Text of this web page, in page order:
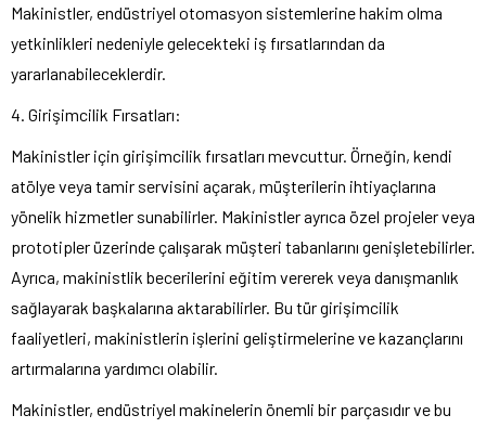
Makinistler, endüstriyel otomasyon sistemlerine hakim olma
yetkinlikleri nedeniyle gelecekteki iş fırsatlarından da
yararlanabileceklerdir.
4. Girişimcilik Fırsatları:
Makinistler için girişimcilik fırsatları mevcuttur. Örneğin, kendi
atölye veya tamir servisini açarak, müşterilerin ihtiyaçlarına
yönelik hizmetler sunabilirler. Makinistler ayrıca özel projeler veya
prototipler üzerinde çalışarak müşteri tabanlarını genişletebilirler.
Ayrıca, makinistlik becerilerini eğitim vererek veya danışmanlık
sağlayarak başkalarına aktarabilirler. Bu tür girişimcilik
faaliyetleri, makinistlerin işlerini geliştirmelerine ve kazançlarını
artırmalarına yardımcı olabilir.
Makinistler, endüstriyel makinelerin önemli bir parçasıdır ve bu